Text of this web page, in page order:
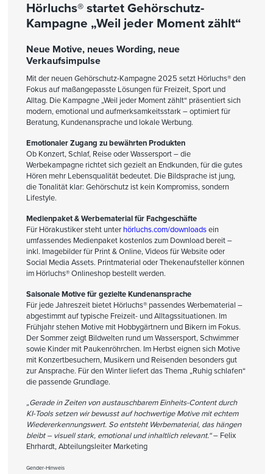
Hörluchs® startet Gehörschutz-
Kampagne „Weil jeder Moment zählt“
Neue Motive, neues Wording, neue
Verkaufsimpulse
Mit der neuen Gehörschutz-Kampagne 2025 setzt Hörluchs® den
Fokus auf maßangepasste Lösungen für Freizeit, Sport und
Alltag. Die Kampagne „Weil jeder Moment zählt“ präsentiert sich
modern, emotional und aufmerksamkeitsstark – optimiert für
Beratung, Kundenansprache und lokale Werbung.
Emotionaler Zugang zu bewährten Produkten
Ob Konzert, Schlaf, Reise oder Wassersport – die
Werbekampagne richtet sich gezielt an Endkunden, für die gutes
Hören mehr Lebensqualität bedeutet. Die Bildsprache ist jung,
die Tonalität klar: Gehörschutz ist kein Kompromiss, sondern
Lifestyle.
Medienpaket & Werbematerial für Fachgeschäfte
Für Hörakustiker steht unter hörluchs.com/downloadsein
umfassendes Medienpaket kostenlos zum Download bereit –
inkl. Imagebilder für Print & Online, Videos für Website oder
Social Media Assets. Printmaterial oder Thekenaufsteller können
im Hörluchs® Onlineshop bestellt werden.
Saisonale Motive für gezielte Kundenansprache
Für jede Jahreszeit bietet Hörluchs® passendes Werbematerial –
abgestimmt auf typische Freizeit- und Alltagssituationen. Im
Frühjahr stehen Motive mit Hobbygärtnern und Bikern im Fokus.
Der Sommer zeigt Bildwelten rund um Wassersport, Schwimmer
sowie Kinder mit Paukenröhrchen. Im Herbst eignen sich Motive
mit Konzertbesuchern, Musikern und Reisenden besonders gut
zur Ansprache. Für den Winter liefert das Thema „Ruhig schlafen“
die passende Grundlage.
„Gerade in Zeiten von austauschbarem Einheits-Content durch
KI-Tools setzen wir bewusst auf hochwertige Motive mit echtem
Wiedererkennungswert. So entsteht Werbematerial, das hängen
bleibt – visuell stark, emotional und inhaltlich relevant.“– Felix
Ehrhardt, Abteilungsleiter Marketing
Gender-Hinweis